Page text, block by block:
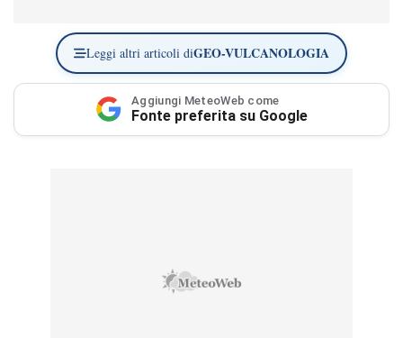
Leggi altri articoli diGEO-VULCANOLOGIA
Aggiungi MeteoWeb come
Fonte preferita su Google